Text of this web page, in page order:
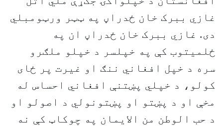
غازي ببرک خان ځدراڼ په ټټر ورټومبلي
دی. غازي ببرک خان ځدراڼ ان په
ځلمیتوب کې په خپلسر د خپلو ملګرو
سره د خپل افغاني ننګ او غیرت پر ځای
کولو، د خپلي پښتنې افغاني احساس له
مخې او د پښتو او پښتونولي د اصولو او
د حب الوطن من الایمان په چوکاټ کې نه